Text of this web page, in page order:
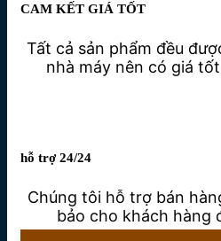
CAM KẾT GIÁ TỐT
Tất cả sản phẩm đều
nhà máy nên có giá
hỗ trợ 24/24
Chúng tôi hỗ trợ bán
bảo cho khách hàng